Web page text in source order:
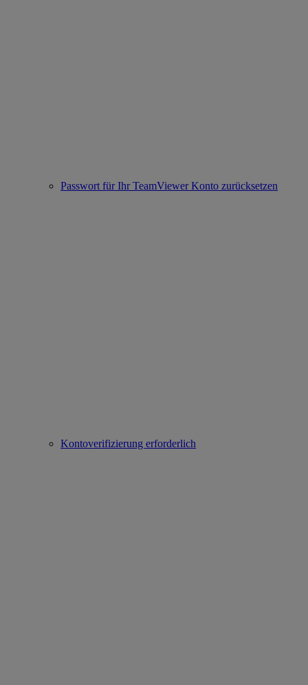
Passwort für Ihr TeamViewer Konto zurücksetzen
Kontoverifizierung erforderlich